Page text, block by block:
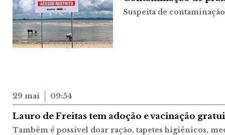
Suspeita de
29 mai 09:54
Lauro de Freitas tem adoção e vacinação
Também é possível doar ração, tapetes higiênicos,